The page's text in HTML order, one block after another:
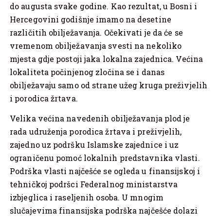
do augusta svake godine. Kao rezultat, u Bosni i
Hercegovini godišnje imamo na desetine
različitih obilježavanja. Očekivati je da će se
vremenom obilježavanja svesti na nekoliko
mjesta gdje postoji jaka lokalna zajednica. Većina
lokaliteta počinjenog zločina se i danas
obilježavaju samo od strane užeg kruga preživjelih
i porodica žrtava.
Velika većina navedenih obilježavanja plod je
rada udruženja porodica žrtava i preživjelih,
zajedno uz podršku Islamske zajednice i uz
ograničenu pomoć lokalnih predstavnika vlasti.
Podrška vlasti najčešće se ogleda u finansijskoj i
tehničkoj podršci Federalnog ministarstva
izbjeglica i raseljenih osoba. U mnogim
slučajevima finansijska podrška najčešće dolazi